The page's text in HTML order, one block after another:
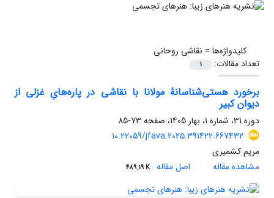
کلیدواژه‌ها = نقاشی روحانی
تعداد مقالات:
1
برخورد هستی‌شناسانۀ مولانا با نقاشی در پاره‌هایِ غزلی از
دیوان کبیر
دوره 31، شماره 1، بهار 1405، صفحه
73-85
10.22059/jfava.2025.391422.667432
مریم کشمیری
مشاهده مقاله
اصل مقاله 489.19 K